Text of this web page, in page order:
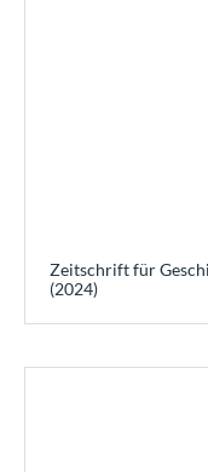
Zeitschrift für
(2024)